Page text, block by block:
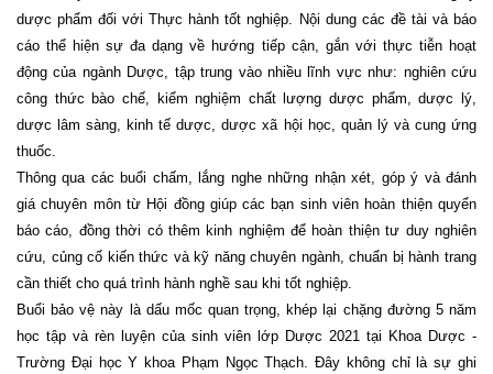
dược phẩm đối với Thực hành tốt nghiệp. Nội dung các đề tài và báo
cáo thể hiện sự đa dạng về hướng tiếp cận, gắn với thực tiễn hoạt
động của ngành Dược, tập trung vào nhiều lĩnh vực như: nghiên cứu
công thức bào chế, kiểm nghiệm chất lượng dược phẩm, dược lý,
dược lâm sàng, kinh tế dược, dược xã hội học, quản lý và cung ứng
thuốc.
Thông qua các buổi chấm, lắng nghe những nhận xét, góp ý và đánh
giá chuyên môn từ Hội đồng giúp các bạn sinh viên hoàn thiện quyển
báo cáo, đồng thời có thêm kinh nghiệm để hoàn thiện tư duy nghiên
cứu, củng cố kiến thức và kỹ năng chuyên ngành, chuẩn bị hành trang
cần thiết cho quá trình hành nghề sau khi tốt nghiệp.
Buổi bảo vệ này là dấu mốc quan trọng, khép lại chặng đường 5 năm
học tập và rèn luyện của sinh viên lớp Dược 2021 tại Khoa Dược -
Trường Đại học Y khoa Phạm Ngọc Thạch. Đây không chỉ là sự ghi